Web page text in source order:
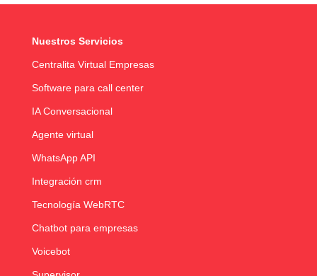
Nuestros Servicios
Centralita Virtual Empresas
Software para call center
IA Conversacional
Agente virtual
WhatsApp API
Integración crm
Tecnología WebRTC
Chatbot para empresas
Voicebot